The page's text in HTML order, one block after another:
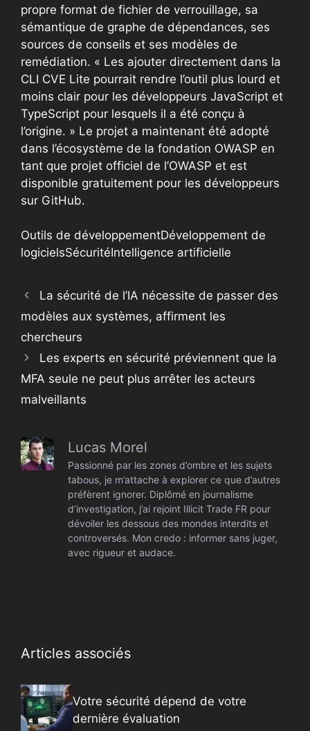
propre format de fichier de verrouillage, sa
sémantique de graphe de dépendances, ses
sources de conseils et ses modèles de
remédiation. « Les ajouter directement dans la
CLI CVE Lite pourrait rendre l’outil plus lourd et
moins clair pour les développeurs JavaScript et
TypeScript pour lesquels il a été conçu à
l’origine. » Le projet a maintenant été adopté
dans l’écosystème de la fondation OWASP en
tant que projet officiel de l’OWASP et est
disponible gratuitement pour les développeurs
sur GitHub.
Outils de développementDéveloppement de
logicielsSécuritéIntelligence artificielle
La sécurité de l’IA nécessite de passer des
modèles aux systèmes, affirment les
chercheurs
Les experts en sécurité préviennent que la
MFA seule ne peut plus arrêter les acteurs
malveillants
Lucas Morel
Passionné par les zones d’ombre et les sujets
tabous, je m’attache à explorer ce que d’autres
préfèrent ignorer. Diplômé en journalisme
d’investigation, j’ai rejoint Illicit Trade FR pour
dévoiler les dessous des mondes interdits et
controversés. Mon credo : informer sans juger,
avec rigueur et audace.
Articles associés
Votre sécurité dépend de votre
dernière évaluation